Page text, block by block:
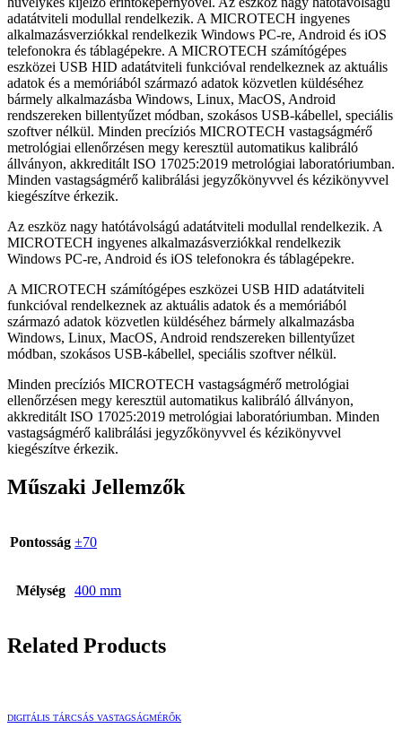
adatátviteli modullal rendelkezik. A MICROTECH ingyenes
alkalmazásverziókkal rendelkezik Windows PC-re, Android és iOS
telefonokra és táblagépekre. A MICROTECH számítógépes
eszközei USB HID adatátviteli funkcióval rendelkeznek az aktuális
adatok és a memóriából származó adatok közvetlen küldéséhez
bármely alkalmazásba Windows, Linux, MacOS, Android
rendszereken billentyűzet módban, szokásos USB-kábellel, speciális
szoftver nélkül. Minden precíziós MICROTECH vastagságmérő
metrológiai ellenőrzésen megy keresztül automatikus kalibráló
állványon, akkreditált ISO 17025:2019 metrológiai laboratóriumban.
Minden vastagságmérő kalibrálási jegyzőkönyvvel és kézikönyvvel
kiegészítve érkezik.
Az eszköz nagy hatótávolságú adatátviteli modullal rendelkezik. A
MICROTECH ingyenes alkalmazásverziókkal rendelkezik
Windows PC-re, Android és iOS telefonokra és táblagépekre.
A MICROTECH számítógépes eszközei USB HID adatátviteli
funkcióval rendelkeznek az aktuális adatok és a memóriából
származó adatok közvetlen küldéséhez bármely alkalmazásba
Windows, Linux, MacOS, Android rendszereken billentyűzet
módban, szokásos USB-kábellel, speciális szoftver nélkül.
Minden precíziós MICROTECH vastagságmérő metrológiai
ellenőrzésen megy keresztül automatikus kalibráló állványon,
akkreditált ISO 17025:2019 metrológiai laboratóriumban. Minden
vastagságmérő kalibrálási jegyzőkönyvvel és kézikönyvvel
kiegészítve érkezik.
Műszaki Jellemzők
Pontosság ±70
Mélység 400 mm
Related Products
DIGITÁLIS TÁRCSÁS VASTAGSÁGMÉRŐK